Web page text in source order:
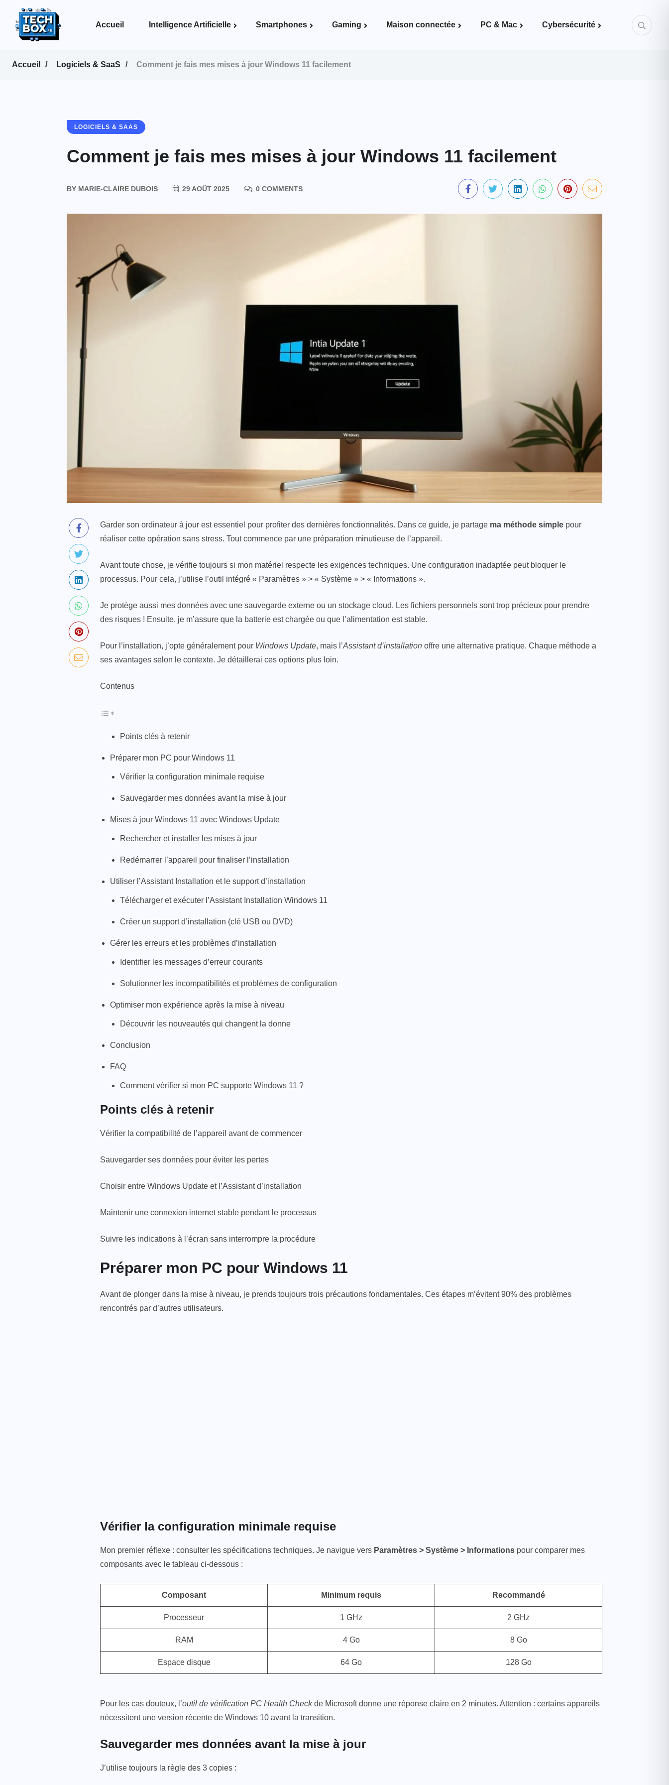
Accueil Intelligence Artificielle Smartphones Gaming Maison connectée PC & Mac Cybersécurité
Accueil Logiciels & SaaS Comment je fais mes mises à jour Windows 11 facilement
LOGICIELS & SAAS
Comment je fais mes mises à jour Windows 11 facilement
BY MARIE-CLAIRE DUBOIS 29 AOÛT 2025 0 COMMENTS
Garder son ordinateur à jour est essentiel pour profiter des dernières fonctionnalités. Dans ce guide, je partage ma méthode simple pour
réaliser cette opération sans stress. Tout commence par une préparation minutieuse de l’appareil.
Avant toute chose, je vérifie toujours si mon matériel respecte les exigences techniques. Une configuration inadaptée peut bloquer le
processus. Pour cela, j’utilise l’outil intégré « Paramètres » > « Système » > « Informations ».
Je protège aussi mes données avec une sauvegarde externe ou un stockage cloud. Les fichiers personnels sont trop précieux pour prendre
des risques ! Ensuite, je m’assure que la batterie est chargée ou que l’alimentation est stable.
Pour l’installation, j’opte généralement pour Windows Update, mais l’Assistant d’installation offre une alternative pratique. Chaque méthode a
ses avantages selon le contexte. Je détaillerai ces options plus loin.
Contenus
Points clés à retenir
Préparer mon PC pour Windows 11
Vérifier la configuration minimale requise
Sauvegarder mes données avant la mise à jour
Mises à jour Windows 11 avec Windows Update
Rechercher et installer les mises à jour
Redémarrer l’appareil pour finaliser l’installation
Utiliser l’Assistant Installation et le support d’installation
Télécharger et exécuter l’Assistant Installation Windows 11
Créer un support d’installation (clé USB ou DVD)
Gérer les erreurs et les problèmes d’installation
Identifier les messages d’erreur courants
Solutionner les incompatibilités et problèmes de configuration
Optimiser mon expérience après la mise à niveau
Découvrir les nouveautés qui changent la donne
Conclusion
FAQ
Comment vérifier si mon PC supporte Windows 11 ?
Points clés à retenir
Vérifier la compatibilité de l’appareil avant de commencer
Sauvegarder ses données pour éviter les pertes
Choisir entre Windows Update et l’Assistant d’installation
Maintenir une connexion internet stable pendant le processus
Suivre les indications à l’écran sans interrompre la procédure
Préparer mon PC pour Windows 11
Avant de plonger dans la mise à niveau, je prends toujours trois précautions fondamentales. Ces étapes m’évitent 90% des problèmes
rencontrés par d’autres utilisateurs.
Vérifier la configuration minimale requise
Mon premier réflexe : consulter les spécifications techniques. Je navigue vers Paramètres > Système > Informations pour comparer mes
composants avec le tableau ci-dessous :
Composant Minimum requis Recommandé
Processeur 1 GHz 2 GHz
RAM 4 Go 8 Go
Espace disque 64 Go 128 Go
Pour les cas douteux, l’outil de vérification PC Health Checkde Microsoft donne une réponse claire en 2 minutes. Attention : certains appareils
nécessitent une version récente de Windows 10 avant la transition.
Sauvegarder mes données avant la mise à jour
J’utilise toujours la règle des 3 copies :